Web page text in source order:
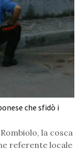
che sfidò i
la cosca
referente locale